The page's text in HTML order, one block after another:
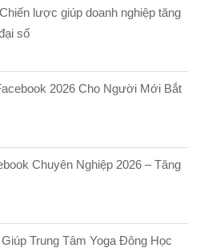
lược giúp doanh nghiệp tăng
số
2026 Cho Người Mới Bắt
Chuyên Nghiệp 2026 – Tăng
Trung Tâm Yoga Đông Học